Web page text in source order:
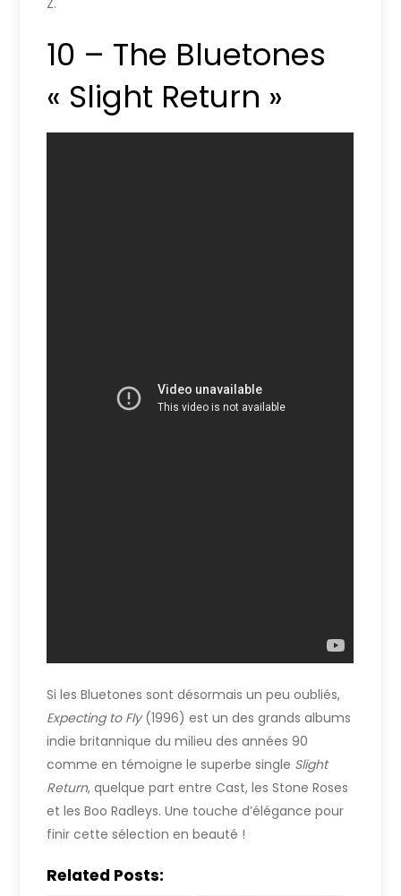
10 – The Bluetones
« Slight Return »
Si les Bluetones sont désormais un peu oubliés,
Expecting to Fly(1996) est un des grands albums
indie britannique du milieu des années 90
comme en témoigne le superbe single Slight
Return, quelque part entre Cast, les Stone Roses
et les Boo Radleys. Une touche d’élégance pour
finir cette sélection en beauté !
Related Posts: